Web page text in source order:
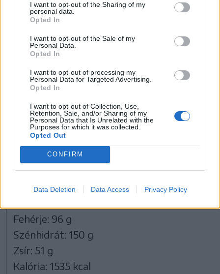
I want to opt-out of the Sharing of my
personal data.
Opted In
I want to opt-out of the Sale of my
Personal Data.
Opted In
I want to opt-out of processing my
Personal Data for Targeted Advertising.
Opted In
I want to opt-out of Collection, Use,
Retention, Sale, and/or Sharing of my
Personal Data that Is Unrelated with the
Purposes for which it was collected.
Opted Out
CONFIRM
Data Deletion Data Access Privacy Policy
legyen túl krémes, inkább maradjon durva
állagú a massza. Golyókat formálunk
belőle, lefújjuk olajspray-vel, majd
fokon 10 perc alatt készre sütjük.
Tápérték:
Fehérje: 23,7 g
Szénhidrát: 71,3 g
Zsír: 7,7 g
Kalória: 457 kcal
Fehérje: 96 g
Szénhidrát: 150 g
Zsír: 51 g
Kalória: 1535 kcal